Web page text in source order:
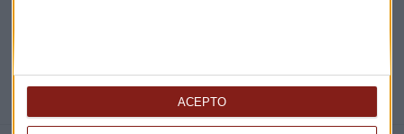
ACEPTO